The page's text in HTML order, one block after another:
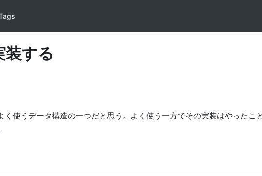
装する
使うデータ構造の一つだと思う。よく使う一方でその実装はやったこ